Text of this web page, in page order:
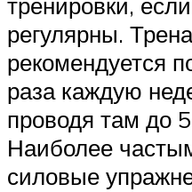
регулярны.
рекомендуется
раза каждую
проводя там до
Наиболее
силовые